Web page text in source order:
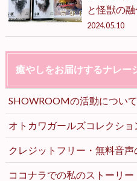
と怪獣の融
2024.05.10
癒やしをお届けするナレー
SHOWROOMの活動について
オトカワガールズコレクショ
クレジットフリー・無料音声
ココナラでの私のストーリー